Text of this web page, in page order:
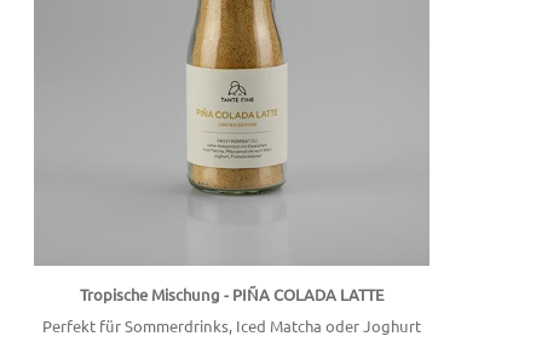
Tropische Mischung - PIÑA COLADA LATTE
Perfekt für Sommerdrinks, Iced Matcha oder Joghurt